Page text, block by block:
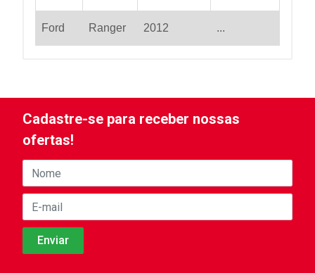
Ford Ranger 2012 ...
Cadastre-se para receber nossas
ofertas!